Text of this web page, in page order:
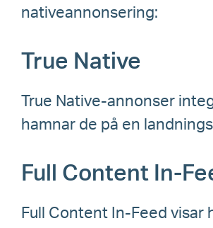
nativeannonsering:
True Native
True Native-annonser
hamnar de på en
Full Content In-
Full Content In-Feed